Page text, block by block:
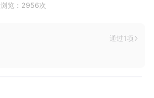
浏览：2956次
通过1项